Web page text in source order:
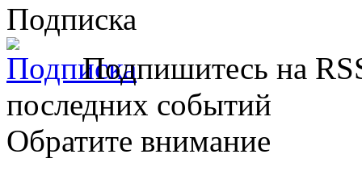
Подписка
Подпишитесь на
последних событий
Обратите внимание